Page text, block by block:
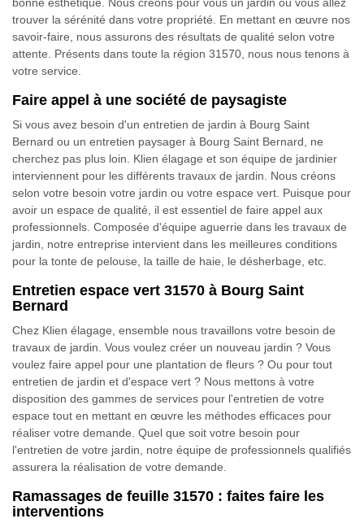
trouver la sérénité dans votre propriété. En mettant en œuvre nos
savoir-faire, nous assurons des résultats de qualité selon votre
attente. Présents dans toute la région 31570, nous nous tenons à
votre service.
Faire appel à une société de paysagiste
Si vous avez besoin d'un entretien de jardin à Bourg Saint
Bernard ou un entretien paysager à Bourg Saint Bernard, ne
cherchez pas plus loin. Klien élagage et son équipe de jardinier
interviennent pour les différents travaux de jardin. Nous créons
selon votre besoin votre jardin ou votre espace vert. Puisque pour
avoir un espace de qualité, il est essentiel de faire appel aux
professionnels. Composée d'équipe aguerrie dans les travaux de
jardin, notre entreprise intervient dans les meilleures conditions
pour la tonte de pelouse, la taille de haie, le désherbage, etc.
Entretien espace vert 31570 à Bourg Saint
Bernard
Chez Klien élagage, ensemble nous travaillons votre besoin de
travaux de jardin. Vous voulez créer un nouveau jardin ? Vous
voulez faire appel pour une plantation de fleurs ? Ou pour tout
entretien de jardin et d'espace vert ? Nous mettons à votre
disposition des gammes de services pour l'entretien de votre
espace tout en mettant en œuvre les méthodes efficaces pour
réaliser votre demande. Quel que soit votre besoin pour
l'entretien de votre jardin, notre équipe de professionnels qualifiés
assurera la réalisation de votre demande.
Ramassages de feuille 31570 : faites faire les
interventions